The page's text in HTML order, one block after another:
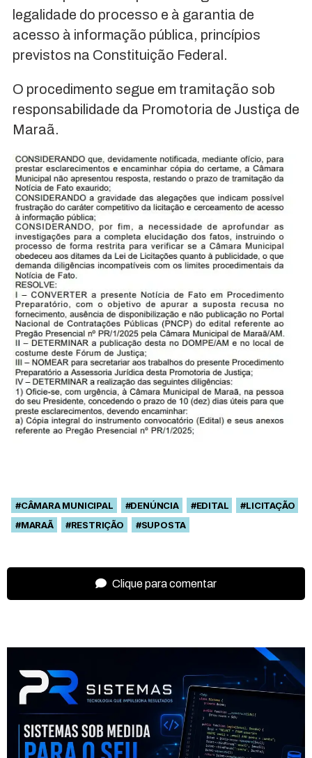
legalidade do processo e à garantia de
acesso à informação pública, princípios
previstos na Constituição Federal.
O procedimento segue em tramitação sob
responsabilidade da Promotoria de Justiça de
Maraã.
#CÂMARA MUNICIPAL #DENÚNCIA #EDITAL
#LICITAÇÃO
#MARAÃ
#RESTRIÇÃO #SUPOSTA
Clique para comentar